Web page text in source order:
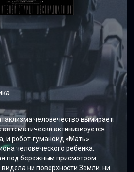
человечество вымирает.
активизируется
и робот-гуманоид «Мать»
человеческого ребенка.
под бережным присмотром
ни поверхности Земли, ни